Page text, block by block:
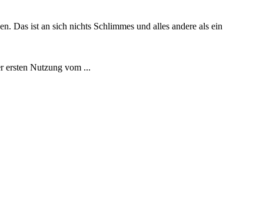
Das ist an sich nichts Schlimmes und alles andere als ein
ersten Nutzung vom ...